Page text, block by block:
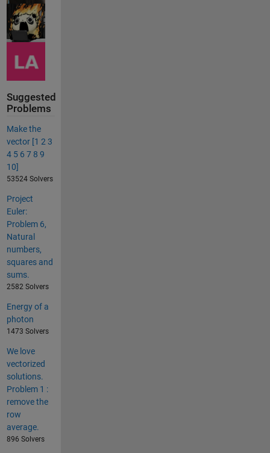
Suggested
Problems
Make the
vector [1 2 3
4 5 6 7 8 9
10]
53524 Solvers
Project
Euler:
Problem 6,
Natural
numbers,
squares and
sums.
2582 Solvers
Energy of a
photon
1473 Solvers
We love
vectorized
solutions.
Problem 1 :
remove the
row
average.
896 Solvers